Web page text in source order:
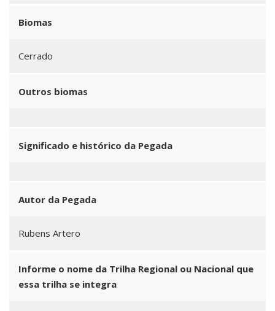
Biomas
Cerrado
Outros biomas
Significado e histórico da Pegada
Autor da Pegada
Rubens Artero
Informe o nome da Trilha Regional ou Nacional que
essa trilha se integra